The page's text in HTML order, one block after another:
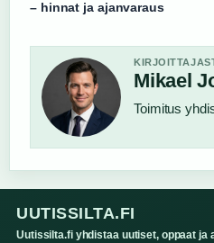
– hinnat ja ajanvaraus
Mikael
Toimitus
UUTISSILTA.FI
Uutissilta.fi yhdistaa uutiset, oppaat